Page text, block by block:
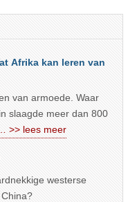
Afrika kan leren van
van armoede. Waar
slaagde meer dan 800
… >> lees meer
westerse